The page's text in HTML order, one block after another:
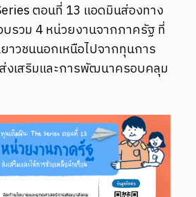
ตอนที่ 13 แอดมินส่องทาง
รวม 4 หน่วยงานจากภาครัฐ ที่
าวชนนอกเหนือไปจากทุนการ
งเสริมและการพัฒนาครอบคลุม